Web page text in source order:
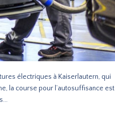
électriques à Kaiserlautern, qui
la course pour l’autosuffisance est